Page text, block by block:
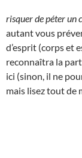
risquer de péter un
autant vous
d’esprit (corps et
reconnaîtra la
ici (sinon, il ne
mais lisez tout de